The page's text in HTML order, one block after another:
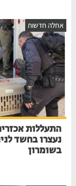
חדשות
התעללות
נעצרו בחשד
בשומרון